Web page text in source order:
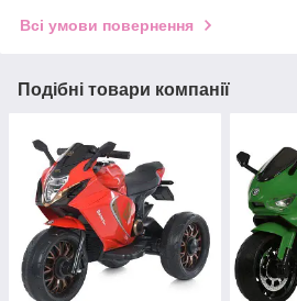
Всі умови повернення
Подібні товари компанії